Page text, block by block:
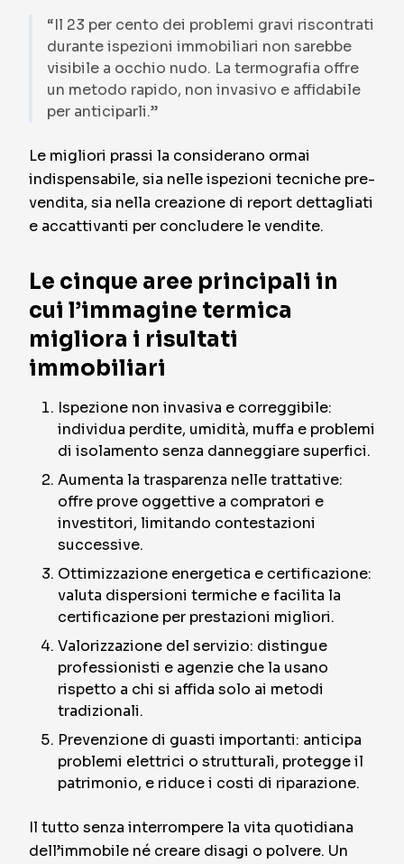
“Il 23 per cento dei problemi gravi riscontrati
durante ispezioni immobiliari non sarebbe
visibile a occhio nudo. La termografia offre
un metodo rapido, non invasivo e affidabile
per anticiparli.”
Le migliori prassi la considerano ormai
indispensabile, sia nelle ispezioni tecniche pre-
vendita, sia nella creazione di report dettagliati
e accattivanti per concludere le vendite.
Le cinque aree principali in
cui l’immagine termica
migliora i risultati
immobiliari
Ispezione non invasiva e correggibile:
individua perdite, umidità, muffa e problemi
di isolamento senza danneggiare superfici.
Aumenta la trasparenza nelle trattative:
offre prove oggettive a compratori e
investitori, limitando contestazioni
successive.
Ottimizzazione energetica e certificazione:
valuta dispersioni termiche e facilita la
certificazione per prestazioni migliori.
Valorizzazione del servizio: distingue
professionisti e agenzie che la usano
rispetto a chi si affida solo ai metodi
tradizionali.
Prevenzione di guasti importanti: anticipa
problemi elettrici o strutturali, protegge il
patrimonio, e riduce i costi di riparazione.
Il tutto senza interrompere la vita quotidiana
dell’immobile né creare disagi o polvere. Un